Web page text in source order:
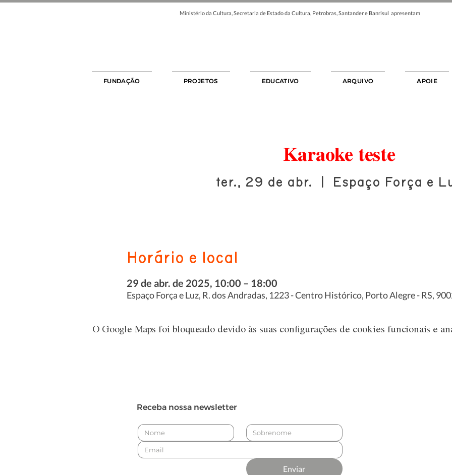
Ministério da Cultura, Secretaria de Estado da Cultura, Petrobras, Santander e Banrisul apresentam
FUNDAÇÃO PROJETOS EDUCATIVO ARQUIVO APOIE
Karaoke teste
ter., 29 de abr. Espaço Força e
Horário e local
29 de abr. de 2025, 10:00 – 18:00
Espaço Força e Luz, R. dos Andradas, 1223 - Centro Histórico, Porto Alegre - RS,
O Google Maps foi bloqueado devido às suas configurações de cookies funcionais e
Receba nossa newsletter
Enviar